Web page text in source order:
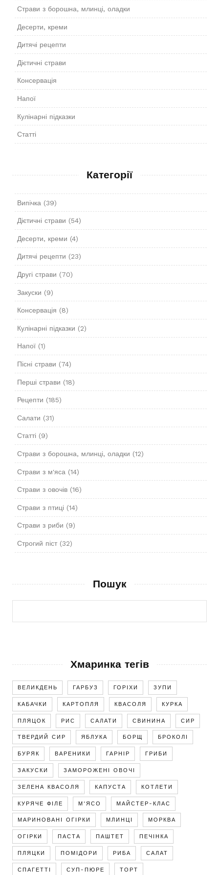
Страви з борошна, млинці, оладки
Десерти, креми
Дитячі рецепти
Дієтичні страви
Консервація
Напої
Кулінарні підказки
Статті
Категорії
Випічка (39)
Дієтичні страви (54)
Десерти, креми (4)
Дитячі рецепти (23)
Другі страви (70)
Закуски (9)
Консервація (8)
Кулінарні підказки (2)
Напої(1)
Пісні страви (74)
Перші страви (18)
Рецепти (185)
Салати (31)
Статті (9)
Страви з борошна, млинці, оладки (12)
Страви з м'яса (14)
Страви з овочів(16)
Страви з птиці (14)
Страви з риби (9)
Строгий піст(32)
Пошук
Хмаринка тегів
ВЕЛИКДЕНЬ ГАРБУЗ ГОРІХИ ЗУПИ
КАБАЧКИ КАРТОПЛЯ КВАСОЛЯ КУРКА
ПЛЯЦОК РИС САЛАТИ СВИНИНА СИР
ТВЕРДИЙ СИР ЯБЛУКА БОРЩ БРОКОЛІ
БУРЯК ВАРЕНИКИ ГАРНІР ГРИБИ
ЗАКУСКИ ЗАМОРОЖЕНІ ОВОЧІ
ЗЕЛЕНА КВАСОЛЯ КАПУСТА КОТЛЕТИ
КУРЯЧЕ ФІЛЕ М'ЯСО МАЙСТЕР-КЛАС
МАРИНОВАНІ ОГІРКИ МЛИНЦІ МОРКВА
ОГІРКИ ПАСТА ПАШТЕТ ПЕЧІНКА
ПЛЯЦКИ ПОМІДОРИ РИБА САЛАТ
СПАГЕТТІ СУП-ПЮРЕ ТОРТ